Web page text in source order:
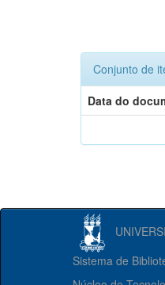
Conjunto de
Data do
Sistema de